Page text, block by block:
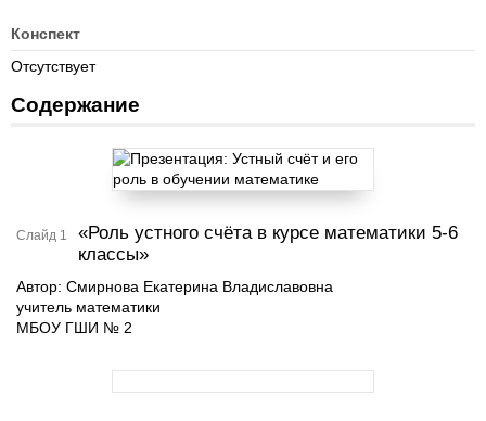
Конспект
Отсутствует
Содержание
Слайд 1
«Роль устного счёта в курсе математики 5-6
классы»
Автор: Смирнова Екатерина Владиславовна
учитель математики
МБОУ ГШИ № 2